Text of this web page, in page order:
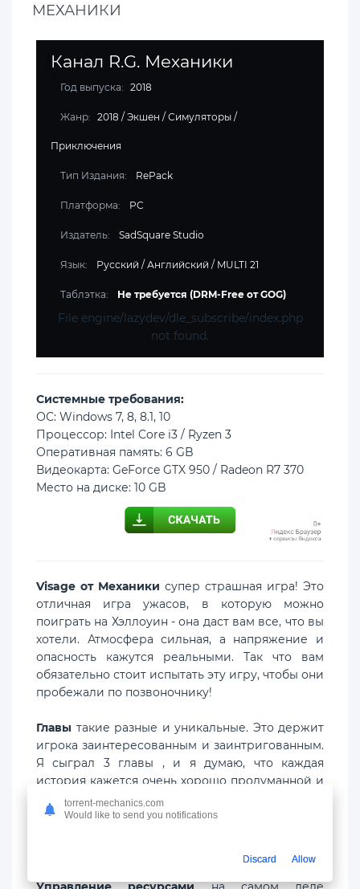
МЕХАНИКИ
Канал R.G. Механики
Год выпуска: 2018
Жанр: 2018 / Экшен / Симуляторы /
Приключения
Тип Издания: RePack
Платформа: PC
Издатель: SadSquare Studio
Язык: Русский / Английский / MULTI 21
Таблэтка: Не требуется (DRM-Free от GOG)
File engine/lazydev/dle_subscribe/index.php
not found.
Cистемные требования:
ОС: Windows 7, 8, 8.1, 10
Процессор: Intel Core i3 / Ryzen 3
Оперативная память: 6 GB
Видеокарта: GeForce GTX 950 / Radeon R7 370
Место на диске: 10 GB
Visage от Механики супер страшная игра! Это
отличная игра ужасов, в которую можно
поиграть на Хэллоуин - она даст вам все, что вы
хотели. Атмосфера сильная, а напряжение и
опасность кажутся реальными. Так что вам
обязательно стоит испытать эту игру, чтобы они
пробежали по позвоночнику!
Главы такие разные и уникальные. Это держит
игрока заинтересованным и заинтригованным.
Я сыграл 3 главы , и я думаю, что каждая
история кажется очень хорошо продуманной и
достаточно тревожной сама по себе. Тем не
менее, я не могу не чувствовать, что помимо
torrent-mechanics.com
Would like to send you notifications
Discard Allow